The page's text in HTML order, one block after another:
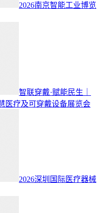
2026南京智能工业博览
智联穿戴·赋能民生｜
医疗及可穿戴设备展览会
2026深圳国际医疗器械